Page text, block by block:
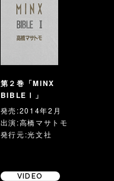
第２巻「MINX
BIBLEⅠ」
発売:2014年2月
出演:高橋マサトモ
発行元:光文社
VIDEO